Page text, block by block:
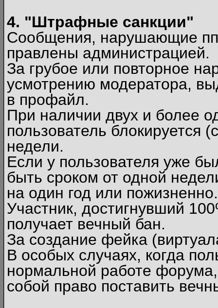
4. "Штрафные санкции"
Сообщения, нарушающие
правлены администрацией.
За грубое или повторное
усмотрению модератора,
в профайл.
При наличии двух и более
пользователь блокируется
недели.
Если у пользователя уже
быть сроком от одной
на один год или пожизненно.
Участник, достигнувший
получает вечный бан.
За создание фейка
В особых случаях, когда
нормальной работе
собой право поставить